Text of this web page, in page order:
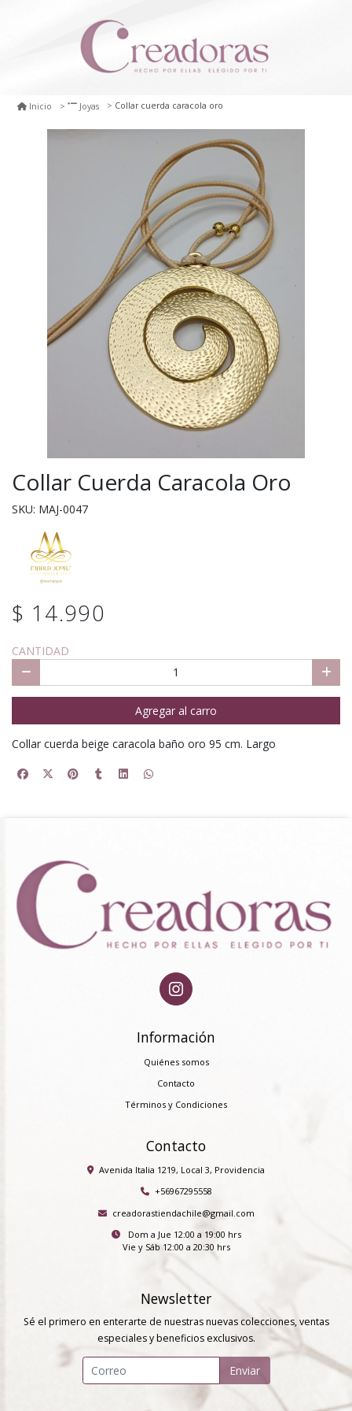
Inicio Joyas Collar cuerda caracola oro
Collar Cuerda Caracola Oro
SKU: MAJ-0047
$ 14.990
CANTIDAD
Agregar al carro
Collar cuerda beige caracola baño oro 95 cm. Largo
Información
Quiénes somos
Contacto
Términos y Condiciones
Contacto
Avenida Italia 1219, Local 3, Providencia
+56967295558
creadorastiendachile@gmail.com
Dom a Jue 12:00 a 19:00 hrs
Vie y Sáb 12:00 a 20:30 hrs
Newsletter
Sé el primero en enterarte de nuestras nuevas colecciones, ventas
especiales y beneficios exclusivos.
Enviar